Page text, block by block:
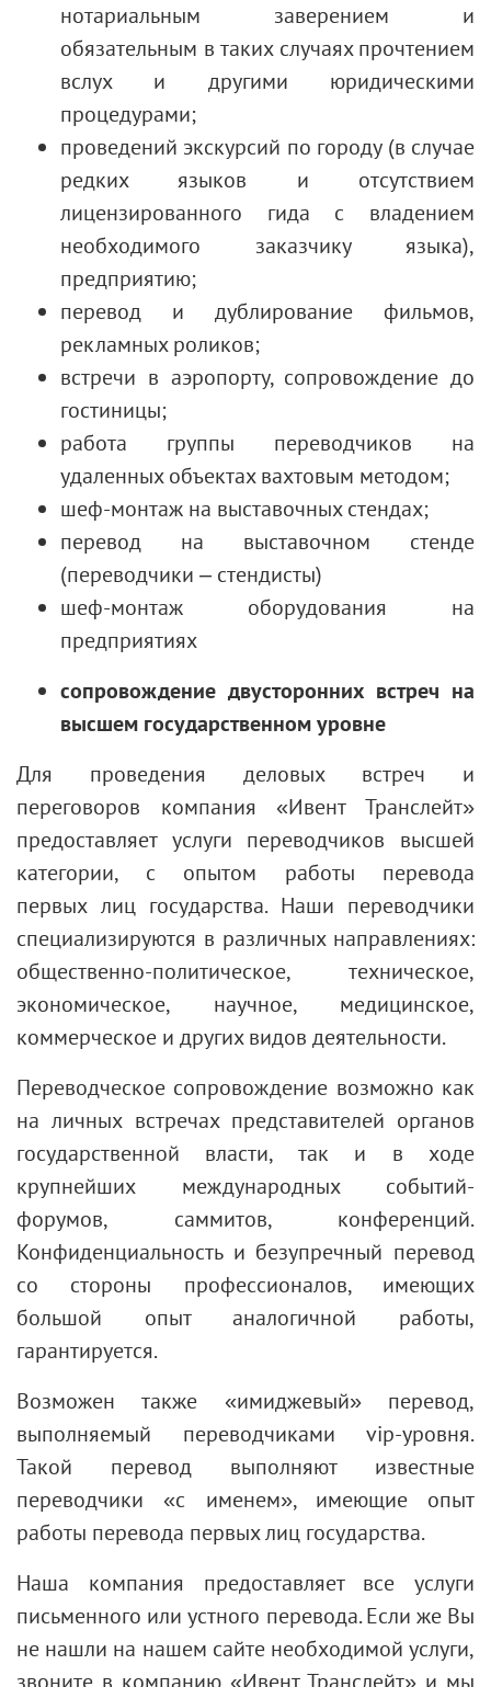
нотариальным заверением и
обязательным в таких случаях прочтением
вслух и другими юридическими
процедурами;
проведений экскурсий по городу (в случае
редких языков и отсутствием
лицензированного гида с владением
необходимого заказчику языка),
предприятию;
перевод и дублирование фильмов,
рекламных роликов;
встречи в аэропорту, сопровождение до
гостиницы;
работа группы переводчиков на
удаленных объектах вахтовым методом;
шеф-монтаж на выставочных стендах;
перевод на выставочном стенде
(переводчики – стендисты)
шеф-монтаж оборудования на
предприятиях
сопровождение двусторонних встреч на
высшем государственном уровне
Для проведения деловых встреч и
переговоров компания «Ивент Транслейт»
предоставляет услуги переводчиков высшей
категории, с опытом работы перевода
первыхлиц государства. Наши переводчики
специализируются в различных направлениях:
общественно-политическое, техническое,
экономическое, научное, медицинское,
коммерческое и других видов деятельности.
Переводческое сопровождение возможно как
на личных встречах представителей органов
государственной власти, так и в ходе
крупнейших международных событий-
форумов, саммитов, конференций.
Конфиденциальность и безупречный перевод
со стороны профессионалов, имеющих
большой опыт аналогичной работы,
гарантируется.
Возможен также «имиджевый» перевод,
выполняемый переводчиками vip-уровня.
Такой перевод выполняют известные
переводчики «с именем», имеющие опыт
работы перевода первых лиц государства.
Наша компания предоставляет все услуги
письменного или устного перевода. Если же Вы
не нашли на нашем сайте необходимой услуги,